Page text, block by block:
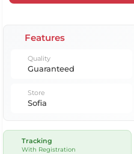
Features
Quality
Guaranteed
Store
Sofia
Tracking
With Registration